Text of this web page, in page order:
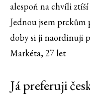
alespoň na chvíli
Jednou jsem
doby si ji naordinuji
Markéta, 27 let
Já preferuji